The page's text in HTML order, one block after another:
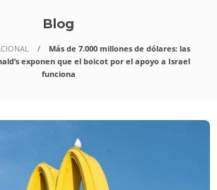
Blog
Más de 7.000 millones de dólares: las
exponen que el boicot por el apoyo a Israel
funciona